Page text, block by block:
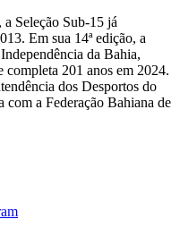
Seleção Sub-15 já
Em sua 14ª edição, a
da Bahia,
completa 201 anos em 2024.
dos Desportos do
com a Federação Bahiana de